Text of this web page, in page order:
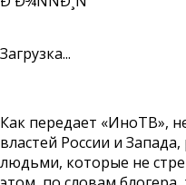
Загрузка...
Как передает «ИноТВ»,
властей России и
людьми, которые не